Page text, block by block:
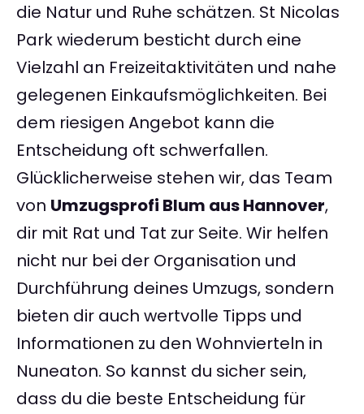
die Natur und Ruhe schätzen. St Nicolas
Park wiederum besticht durch eine
Vielzahl an Freizeitaktivitäten und nahe
gelegenen Einkaufsmöglichkeiten. Bei
dem riesigen Angebot kann die
Entscheidung oft schwerfallen.
Glücklicherweise stehen wir, das Team
von Umzugsprofi Blum aus Hannover,
dir mit Rat und Tat zur Seite. Wir helfen
nicht nur bei der Organisation und
Durchführung deines Umzugs, sondern
bieten dir auch wertvolle Tipps und
Informationen zu den Wohnvierteln in
Nuneaton. So kannst du sicher sein,
dass du die beste Entscheidung für